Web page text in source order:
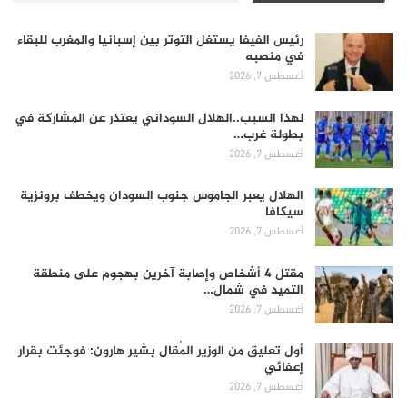
رئيس الفيفا يستغل التوتر بين إسبانيا والمغرب للبقاء
في منصبه
أغسطس 7, 2026
لهذا السبب..الهلال السوداني يعتذر عن المشاركة في
بطولة غرب…
أغسطس 7, 2026
الهلال يعبر الجاموس جنوب السودان ويخطف برونزية
سيكافا
أغسطس 7, 2026
مقتل 4 أشخاص وإصابة آخرين بهجوم على منطقة
التميد في شمال…
أغسطس 7, 2026
أول تعليق من الوزير المُقال بشير هارون: فوجئت بقرار
إعفائي
أغسطس 7, 2026